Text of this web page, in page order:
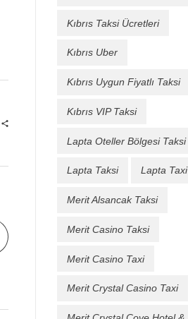
Kıbrıs Taksi Ücretleri
Kıbrıs Uber
Kıbrıs Uygun Fiyatlı Taksi
Kıbrıs VIP Taksi
Lapta Oteller Bölgesi Taksi
Lapta Taksi Lapta Taxi
Merit Alsancak Taksi
Merit Casino Taksi
Merit Casino Taxi
Merit Crystal Casino Taxi